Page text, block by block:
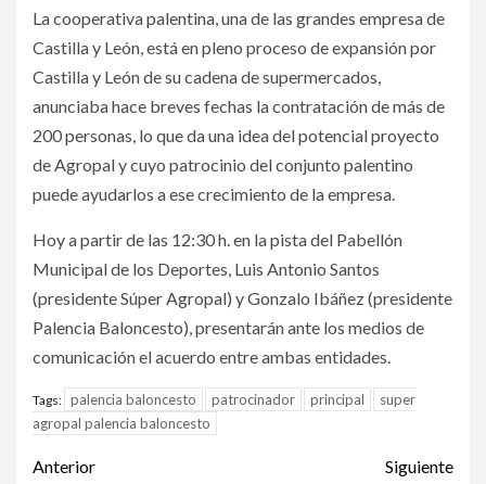
La cooperativa palentina, una de las grandes empresa de
Castilla y León, está en pleno proceso de expansión por
Castilla y León de su cadena de supermercados,
anunciaba hace breves fechas la contratación de más de
200 personas, lo que da una idea del potencial proyecto
de Agropal y cuyo patrocinio del conjunto palentino
puede ayudarlos a ese crecimiento de la empresa.
Hoy a partir de las 12:30 h. en la pista del Pabellón
Municipal de los Deportes, Luis Antonio Santos
(presidente Súper Agropal) y Gonzalo Ibáñez (presidente
Palencia Baloncesto), presentarán ante los medios de
comunicación el acuerdo entre ambas entidades.
Tags: palencia baloncesto patrocinador principal
super
agropal palencia baloncesto
Anterior
Siguiente